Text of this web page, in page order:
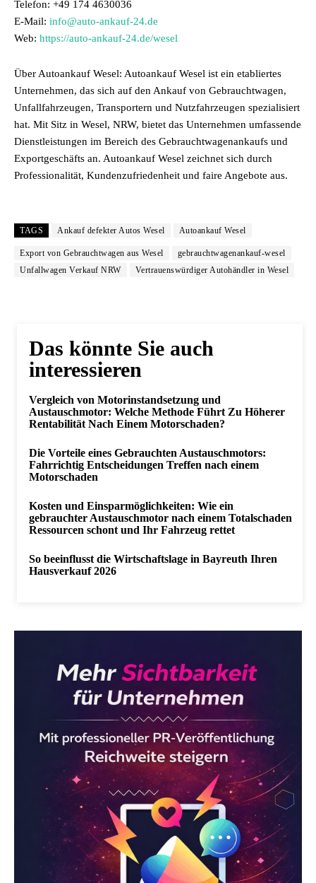
Telefon: +49 174 4630036
E-Mail: info@auto-ankauf-24.de
Web: https://auto-ankauf-24.de/wesel
Über Autoankauf Wesel: Autoankauf Wesel ist ein etabliertes
Unternehmen, das sich auf den Ankauf von Gebrauchtwagen,
Unfallfahrzeugen, Transportern und Nutzfahrzeugen spezialisiert
hat. Mit Sitz in Wesel, NRW, bietet das Unternehmen umfassende
Dienstleistungen im Bereich des Gebrauchtwagenankaufs und
Exportgeschäfts an. Autoankauf Wesel zeichnet sich durch
Professionalität, Kundenzufriedenheit und faire Angebote aus.
TAGS Ankauf defekter Autos Wesel Autoankauf Wesel
Export von Gebrauchtwagen aus Wesel
gebrauchtwagenankauf-wesel
Unfallwagen Verkauf NRW
Vertrauenswürdiger Autohändler in Wesel
Das könnte Sie auch
interessieren
Vergleich von Motorinstandsetzung und
Austauschmotor: Welche Methode Führt Zu Höherer
Rentabilität Nach Einem Motorschaden?
Die Vorteile eines Gebrauchten Austauschmotors:
Fahrrichtig Entscheidungen Treffen nach einem
Motorschaden
Kosten und Einsparmöglichkeiten: Wie ein
gebrauchter Austauschmotor nach einem Totalschaden
Ressourcen schont und Ihr Fahrzeug rettet
So beeinflusst die Wirtschaftslage in Bayreuth Ihren
Hausverkauf 2026